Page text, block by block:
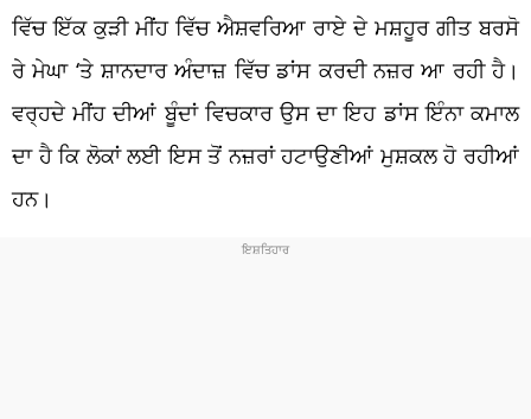
ਵਿੱਚ ਇੱਕ ਕੁੜੀ ਮੀਂਹ ਵਿੱਚ ਐਸ਼ਵਰਿਆ ਰਾਏ ਦੇ ਮਸ਼ਹੂਰ ਗੀਤ ਬਰਸੋ
ਰੇ ਮੇਘਾ ‘ਤੇ ਸ਼ਾਨਦਾਰ ਅੰਦਾਜ਼ ਵਿੱਚ ਡਾਂਸ ਕਰਦੀ ਨਜ਼ਰ ਆ ਰਹੀ ਹੈ।
ਵਰ੍ਹਦੇ ਮੀਂਹ ਦੀਆਂ ਬੂੰਦਾਂ ਵਿਚਕਾਰ ਉਸ ਦਾ ਇਹ ਡਾਂਸ ਇੰਨਾ ਕਮਾਲ
ਦਾ ਹੈ ਕਿ ਲੋਕਾਂ ਲਈ ਇਸ ਤੋਂ ਨਜ਼ਰਾਂ ਹਟਾਉਣੀਆਂ ਮੁਸ਼ਕਲ ਹੋ ਰਹੀਆਂ
ਹਨ।